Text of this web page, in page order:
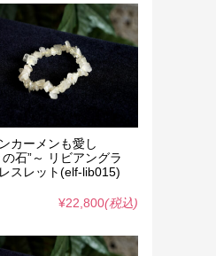
カーメンも愛し
の石”～ リビアングラ
スレット(elf-lib015)
¥22,800(税込)